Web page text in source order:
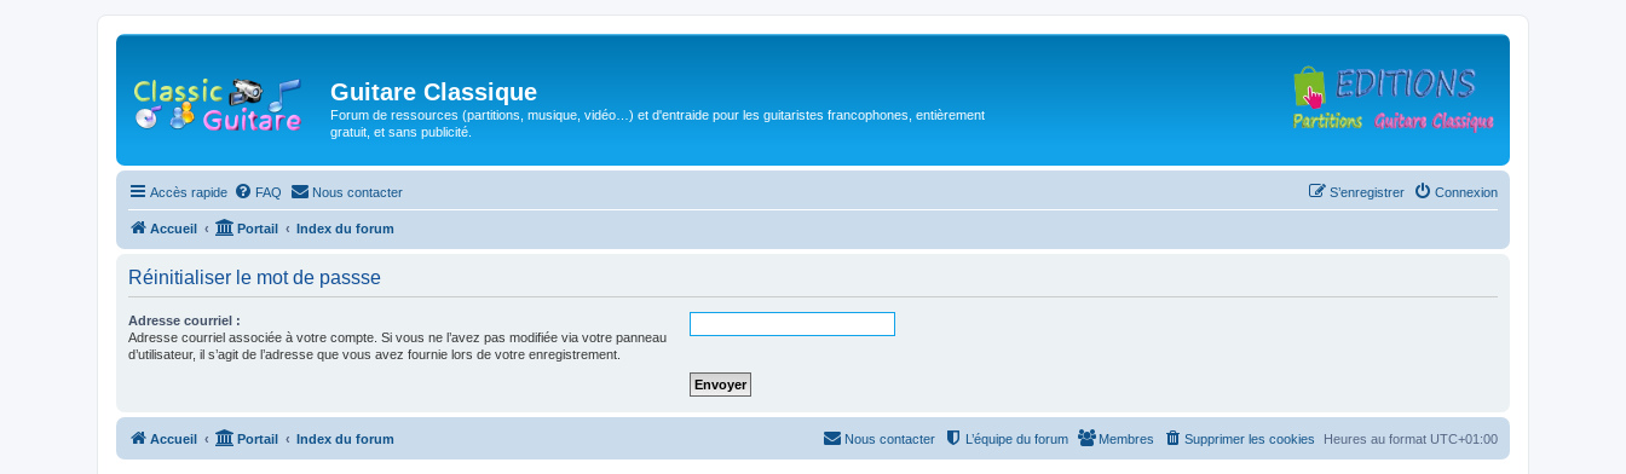
Guitare Classique
Forum de ressources (partitions, musique, vidéo…) et d'entraide pour les guitaristes francophones, entièrement
gratuit, et sans publicité.
Accès rapide FAQ Nous contacter Connexion
S’enregistrer
Accueil Portail Index du forum
Réinitialiser le mot de passse
Adresse courriel :
Adresse courriel associée à votre compte. Si vous ne l’avez pas modifiée via votre panneau
d’utilisateur, il s’agit de l’adresse que vous avez fournie lors de votre enregistrement.
Accueil Portail Index du forum Heures au format UTC+01:00
Supprimer les cookies
Membres
L’équipe du forum
Nous contacter